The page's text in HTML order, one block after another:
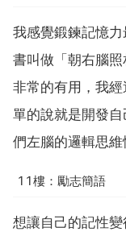
我感覺鍛鍊記憶
書叫做「朝右腦
非常的有用，我
單的說就是開發
們左腦的邏輯思維
11樓：勵志簡語
想讓自己的記性